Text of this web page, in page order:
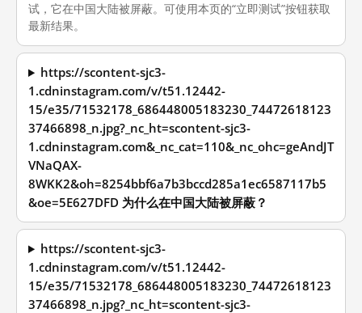
试，它在中国大陆被屏蔽。可使用本页的“立即测试”按钮获取
最新结果。
https://scontent-sjc3-
1.cdninstagram.com/v/t51.12442-
15/e35/71532178_686448005183230_74472618123
37466898_n.jpg?_nc_ht=scontent-sjc3-
1.cdninstagram.com&_nc_cat=110&_nc_ohc=geAndJT
VNaQAX-
8WKK2&oh=8254bbf6a7b3bccd285a1ec6587117b5
&oe=5E627DFD 为什么在中国大陆被屏蔽？
https://scontent-sjc3-
1.cdninstagram.com/v/t51.12442-
15/e35/71532178_686448005183230_74472618123
37466898_n.jpg?_nc_ht=scontent-sjc3-